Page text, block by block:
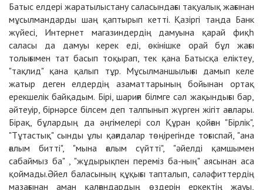
Батыс елдері жаратылыстану саласындағы тақуалық жағынан
мұсылмандарды шаң қаптырып кетті. Қазіргі таңда Банк
жүйесі, Интернет магазиндердің дамуына қарай фиқһ
саласы да дамуы керек еді, өкінішке орай бұл жағы
толығымен тат басып тоқырап, тек қана Батысқа еліктеу,
"тақлид" қана қалып тұр. Мұсылманшылығы дамып келе
жатыр деген елдердің азаматтарының бойынан ортақ
ерекшелік байқадым. Бірі, шариғи білмге сәл жақындығы бар,
әйтеуір, бірнәрсе білсем деп талпынып жүрген жігіт ағалары.
Бірақ, бұлардың да әңгімелері сол Құран қойған "Бірлік",
"Тұтастық" сынды ұлы қағидалар төңірегінде тоғыспай, "ана
ғалым битті", "мына ғалым сүйтті", "әйелді қамшымен
сабаймыз ба" , "жұдырықпен переміз ба-ның" аясынан аса
қоймады.Әйел баласының құқығы тапталып, сәләфиттердің
мазағынан аман қалғандардың өздерін еркектің жауы,